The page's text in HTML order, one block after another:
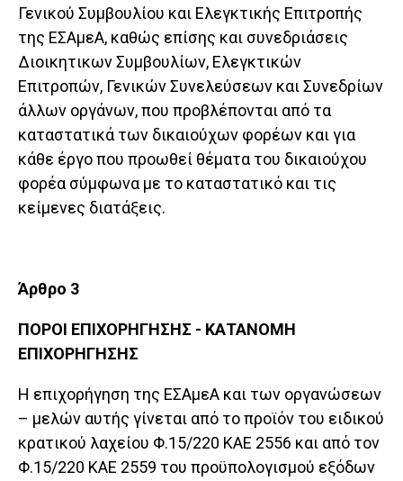
Γενικού Συμβουλίου και Ελεγκτικής Επιτροπής
της ΕΣΑμεΑ, κα­θώς επίσης και συνεδριάσεις
Διοικητικων Συμβουλίων, Ελεγκτικών
Επιτροπών, Γενικών Συνελεύσεων και Συ­νεδρίων
άλλων οργάνων, που προβλέπονται από τα
καταστατικά των δικαιούχων φορέων και για
κάθε έργο που προωθεί θέματα του δικαιούχου
φορέα σύμφωνα με το καταστατικό και τις
κείμενες διατάξεις.
Άρθρο 3
ΠΟΡΟΙ ΕΠΙΧΟΡΗΓΗΣΗΣ - ΚΑΤΑΝΟΜΗ
ΕΠΙΧΟΡΗΓΗΣΗΣ
H επιχορήγηση της ΕΣΑμεΑ και των οργανώσεων
– με­λών αυτής γίνεται από το προϊόν του ειδικού
κρατικού λαχείου Φ.15/220 ΚΑΕ 2556 και από τον
Φ.15/220 ΚΑΕ 2559 του προϋπολογισμού εξόδων